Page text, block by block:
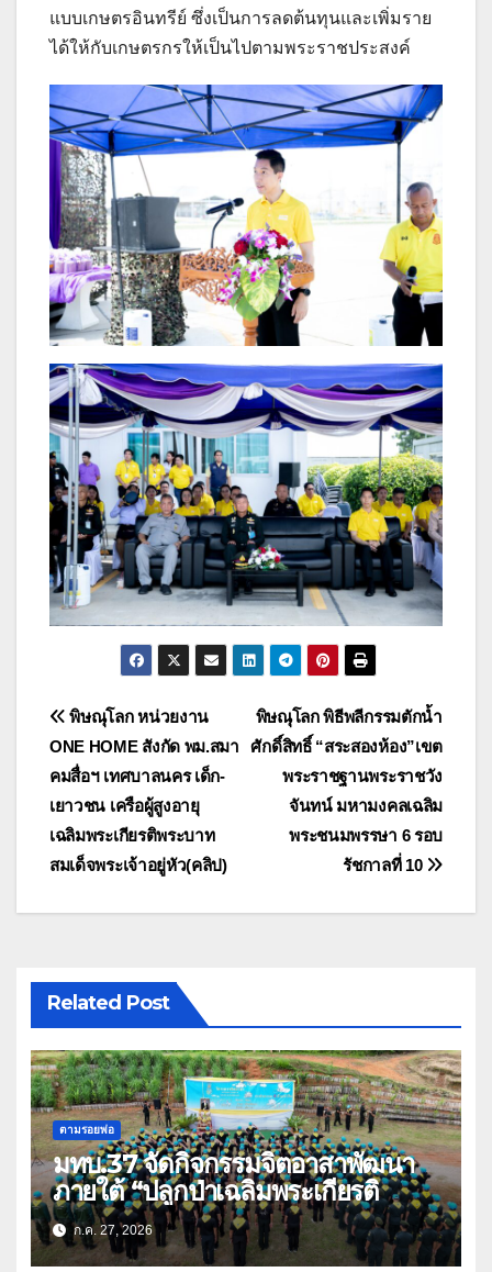
แบบเกษตรอินทรีย์ ซึ่งเป็นการลดต้นทุนและเพิ่มราย
ได้ให้กับเกษตรกรให้เป็นไปตามพระราชประสงค์
แนะแนว
เรื่อง
พิษณุโลก พิธีพลีกรรมตักน้ำ
ศักดิ์สิทธิ์ “สระสองห้อง”เขต
พระราชฐานพระราชวัง
จันทน์ มหามงคลเฉลิม
พระชนมพรรษา 6 รอบ
รัชกาลที่ 10
พิษณุโลก หน่วยงาน
ONE HOME สังกัด พม.สมา
คมสื่อฯ เทศบาลนคร เด็ก-
เยาวชน เครือผู้สูงอายุ
เฉลิมพระเกียรติพระบาท
สมเด็จพระเจ้าอยู่หัว(คลิป)
Related Post
ตามรอยพ่อ
มทบ.37 จัดกิจกรรมจิตอาสาพัฒนา
ภายใต้ “ปลูกป่าเฉลิมพระเกียรติ
ก.ค. 27, 2026